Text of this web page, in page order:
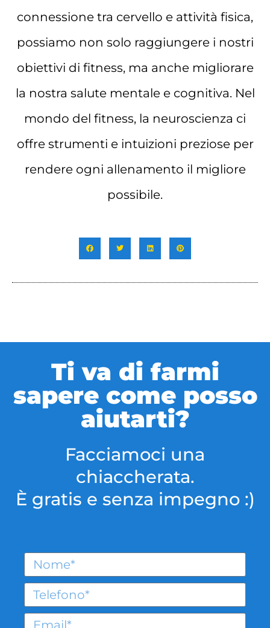
connessione tra cervello e attività fisica,
possiamo non solo raggiungere i nostri
obiettivi di fitness, ma anche migliorare
la nostra salute mentale e cognitiva. Nel
mondo del fitness, la neuroscienza ci
offre strumenti e intuizioni preziose per
rendere ogni allenamento il migliore
possibile.
Ti va di farmi
sapere come posso
aiutarti?
Facciamoci una
chiaccherata.
È gratis e senza impegno :)